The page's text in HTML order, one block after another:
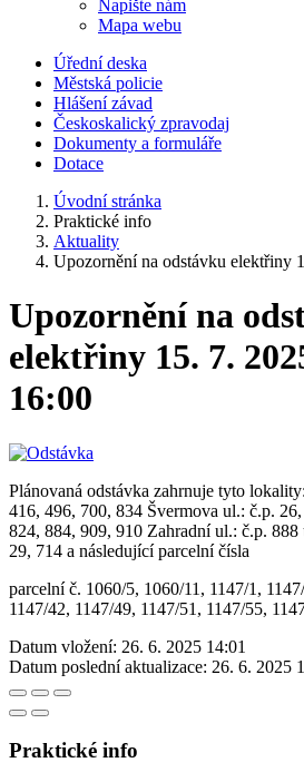
Napište nám
Mapa webu
Úřední deska
Městská policie
Hlášení závad
Českoskalický zpravodaj
Dokumenty a formuláře
Dotace
Úvodní stránka
Praktické info
Aktuality
Upozornění na odstávku elektřiny
Upozornění na
elektřiny 15. 7.
16:00
Plánovaná odstávka zahrnuje tyto
416, 496, 700, 834 Švermova ul.: č.p.
824, 884, 909, 910 Zahradní ul.: č.p. 888
29, 714 a následující parcelní čísla
parcelní č. 1060/5, 1060/11, 1147/1,
1147/42, 1147/49, 1147/51, 1147/55,
Datum vložení: 26. 6. 2025 14:01
Datum poslední aktualizace: 26. 6. 2025
Praktické info